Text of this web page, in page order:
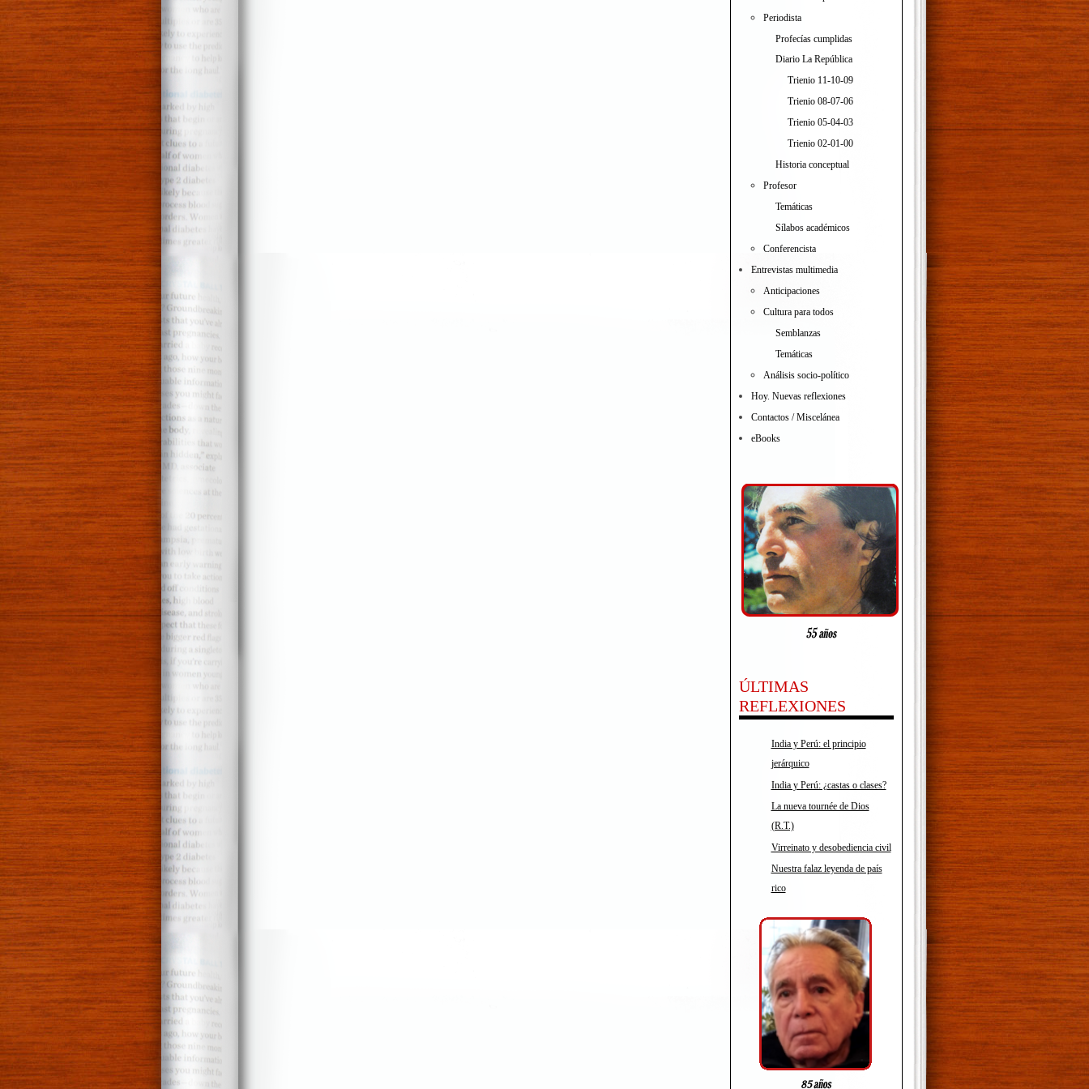
Periodista
Profecías cumplidas
Diario La República
Trienio 11-10-09
Trienio 08-07-06
Trienio 05-04-03
Trienio 02-01-00
Historia conceptual
Profesor
Temáticas
Sílabos académicos
Conferencista
Entrevistas multimedia
Anticipaciones
Cultura para todos
Semblanzas
Temáticas
Análisis socio-político
Hoy. Nuevas reflexiones
Contactos / Miscelánea
eBooks
ÚLTIMAS
REFLEXIONES
India y Perú: el principio
jerárquico
India y Perú: ¿castas o clases?
La nueva tournée de Dios
(R.T.)
Virreinato y desobediencia civil
Nuestra falaz leyenda de país
rico